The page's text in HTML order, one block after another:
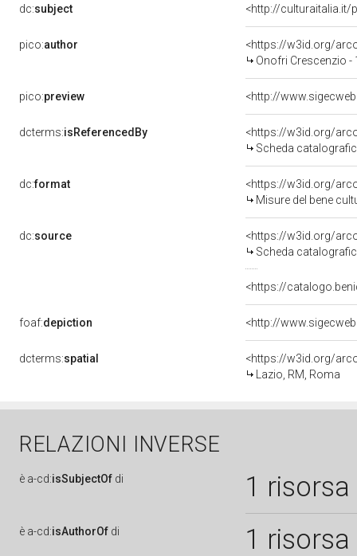
dc:subject <http://culturaitalia.it/
pico:author
<https://w3id.org/
Onofri Crescenzio
pico:preview
dcterms:isReferencedBy
<https://w3id.org/
Scheda
dc:format
<https://w3id.org/
Misure del bene
dc:source
<https://w3id.org/
Scheda
<https://
foaf:depiction
dcterms:spatial
<https://w3id.org/
Lazio, RM, Roma
RELAZIONI INVERSE
è a-cd:isSubjectOf di 1 risorsa
è a-cd:isAuthorOf di 1 risorsa